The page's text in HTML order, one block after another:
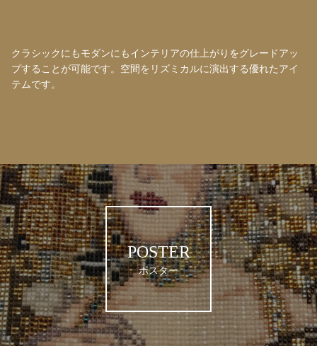
クラシックにもモダンにもインテリアの仕上がりをグレードアッ
プすることが可能です。空間をリズミカルに演出する優れたアイ
テムです。
POSTER
ポスター